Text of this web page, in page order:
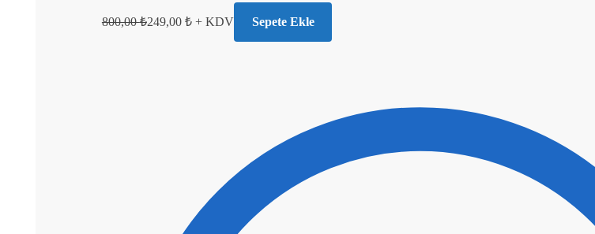
800,00₺249,00 ₺+ KDV Sepete Ekle